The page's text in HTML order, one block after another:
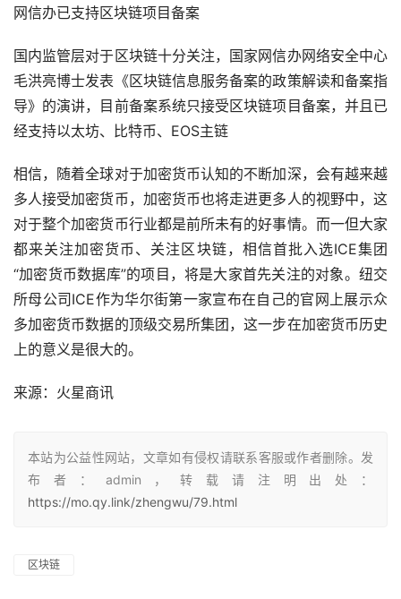
网信办已支持区块链项目备案
国内监管层对于区块链十分关注，国家网信办网络安全中心
毛洪亮博士发表《区块链信息服务备案的政策解读和备案指
导》的演讲，目前备案系统只接受区块链项目备案，并且已
经支持以太坊、比特币、EOS主链
相信，随着全球对于加密货币认知的不断加深，会有越来越
多人接受加密货币，加密货币也将走进更多人的视野中，这
对于整个加密货币行业都是前所未有的好事情。而一但大家
都来关注加密货币、关注区块链，相信首批入选ICE集团
“加密货币数据库”的项目，将是大家首先关注的对象。纽交
所母公司ICE作为华尔街第一家宣布在自己的官网上展示众
多加密货币数据的顶级交易所集团，这一步在加密货币历史
上的意义是很大的。
来源： 火星商讯
本站为公益性网站，文章如有侵权请联系客服或作者删除。发
布者：admin，转载请注明出处：
https://mo.qy.link/zhengwu/79.html
区块链